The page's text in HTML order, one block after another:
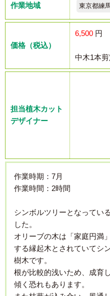
作業地域 東京都練
価格（税込）
6,500 円
中木1本
担当植木カット
デザイナー
作業時期：7月
作業時間：2時間
シンボルツリーとなってい
した。
オリーブの木は「家庭円満
する縁起木とされていてシ
樹木です。
根が比較的浅いため、成育
傾く恐れもあります。